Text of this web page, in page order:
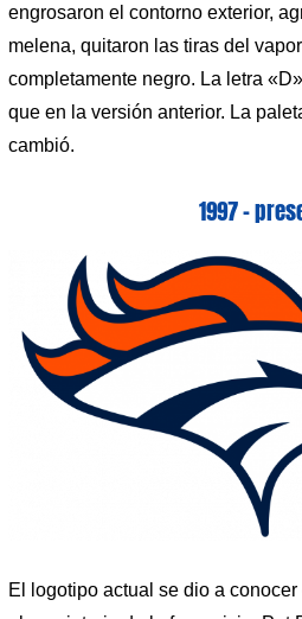
engrosaron el contorno exterior,
melena, quitaron las tiras del
completamente negro. La letra
que en la versión anterior. La
cambió.
1997 –
El logotipo actual se dio a